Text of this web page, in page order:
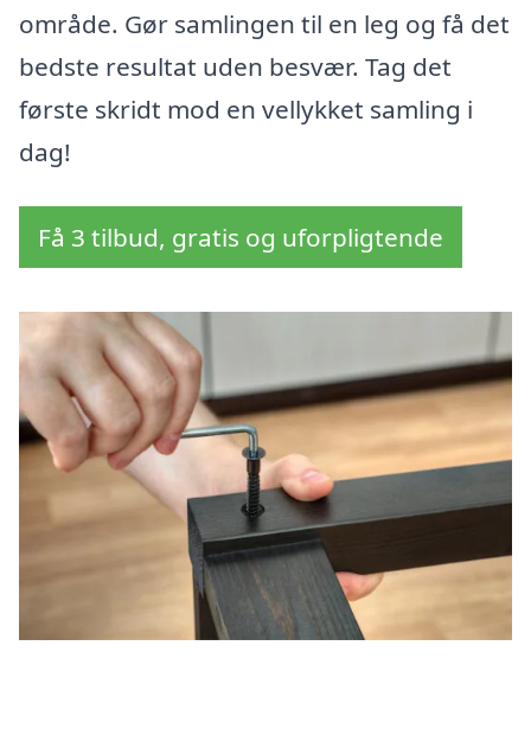
område. Gør samlingen til en leg og få det
bedste resultat uden besvær. Tag det
første skridt mod en vellykket samling i
dag!
Få 3 tilbud, gratis og uforpligtende